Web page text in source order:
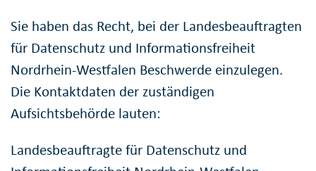
Sie haben das Recht, bei der Landesbeauftragten
für Datenschutz und Informationsfreiheit
Nordrhein-Westfalen Beschwerde einzulegen.
Die Kontaktdaten der zuständigen
Aufsichtsbehörde lauten:
Landesbeauftragte für Datenschutz und